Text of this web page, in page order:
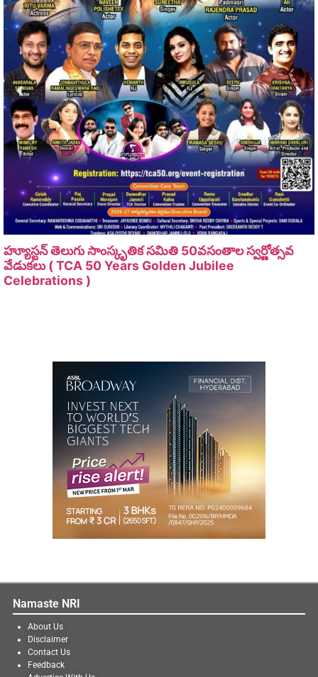
హ్యూస్టన్ తెలుగు సాంస్కృతిక సమితి 50వసంతాల స్వర్ణోత్సవ
వేడుకలు ( TCA 50 Years Golden Jubilee
Celebrations )
Namaste NRI
About Us
Disclaimer
Contact Us
Feedback